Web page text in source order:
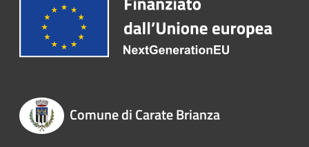
Comune di Carate Brianza